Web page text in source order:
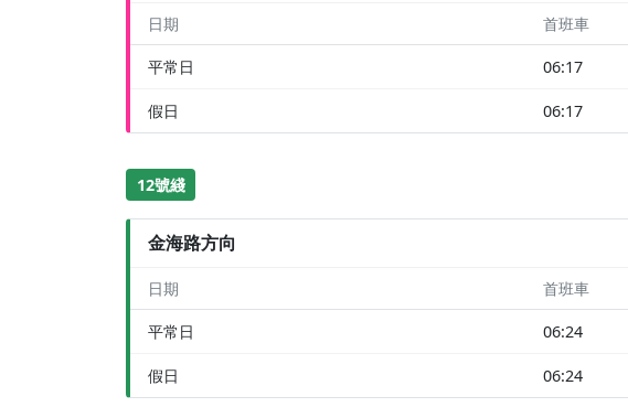
日期 首班車
平常日 06:17
假日 06:17
12號綫
金海路方向
日期 首班車
平常日 06:24
假日 06:24